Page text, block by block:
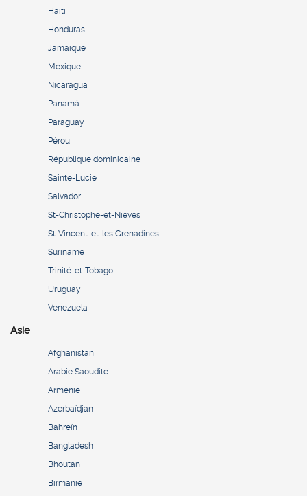
Haïti
Honduras
Jamaïque
Mexique
Nicaragua
Panamá
Paraguay
Pérou
République dominicaine
Sainte-Lucie
Salvador
St-Christophe-et-Niévès
St-Vincent-et-les Grenadines
Suriname
Trinité-et-Tobago
Uruguay
Venezuela
Asie
Afghanistan
Arabie Saoudite
Arménie
Azerbaïdjan
Bahreïn
Bangladesh
Bhoutan
Birmanie